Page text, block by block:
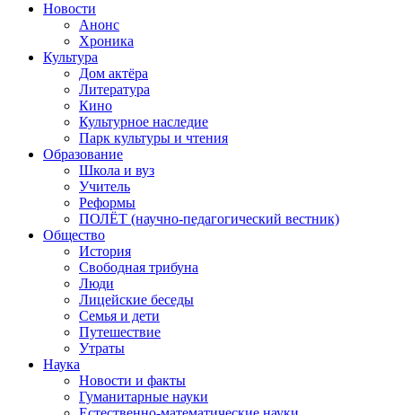
Новости
Анонс
Хроника
Культура
Дом актёра
Литература
Кино
Культурное наследие
Парк культуры и чтения
Образование
Школа и вуз
Учитель
Реформы
ПОЛЁТ (научно-педагогический вестник)
Общество
История
Свободная трибуна
Люди
Лицейские беседы
Семья и дети
Путешествие
Утраты
Наука
Новости и факты
Гуманитарные науки